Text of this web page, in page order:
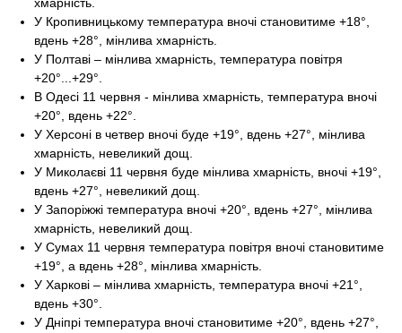
хмарність.
У Кропивницькому температура вночі становитиме +18°,
вдень +28°, мінлива хмарність.
У Полтаві – мінлива хмарність, температура повітря
+20°...+29°.
В Одесі 11 червня - мінлива хмарність, температура вночі
+20°, вдень +22°.
У Херсоні в четвер вночі буде +19°, вдень +27°, мінлива
хмарність, невеликий дощ.
У Миколаєві 11 червня буде мінлива хмарність, вночі +19°,
вдень +27°, невеликий дощ.
У Запоріжжі температура вночі +20°, вдень +27°, мінлива
хмарність, невеликий дощ.
У Сумах 11 червня температура повітря вночі становитиме
+19°, а вдень +28°, мінлива хмарність.
У Харкові – мінлива хмарність, температура вночі +21°,
вдень +30°.
У Дніпрі температура вночі становитиме +20°, вдень +27°,